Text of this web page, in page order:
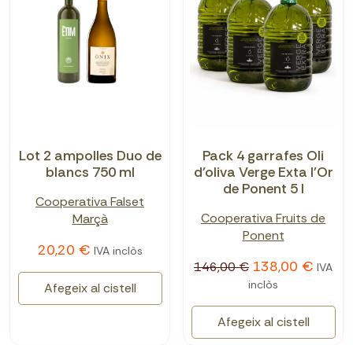
Lot 2 ampolles Duo de
blancs 750 ml
Cooperativa Falset
Marçà
20,20 € IVA inclòs
Afegeix al cistell
Pack 4 garrafes Oli
d'oliva Verge Exta l'Or
de Ponent 5 l
Cooperativa Fruits de
Ponent
146,00 € 138,00 € IVA
inclòs
Afegeix al cistell